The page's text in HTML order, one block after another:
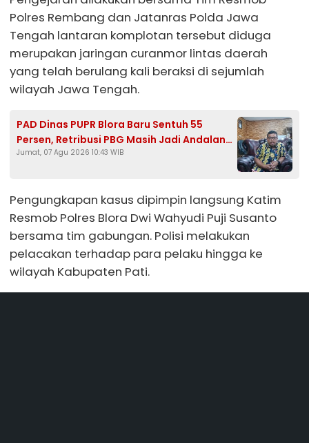
Polres Rembang dan Jatanras Polda Jawa
Tengah lantaran komplotan tersebut diduga
merupakan jaringan curanmor lintas daerah
yang telah berulang kali beraksi di sejumlah
wilayah Jawa Tengah.
PAD Dinas PUPR Blora Baru Sentuh 55
Persen, Retribusi PBG Masih Jadi Andalan
Kejar Target Rp1,25 Miliar
Jumat, 07 Agu 2026 10:43 WIB
Pengungkapan kasus dipimpin langsung Katim
Resmob Polres Blora Dwi Wahyudi Puji Susanto
bersama tim gabungan. Polisi melakukan
pelacakan terhadap para pelaku hingga ke
wilayah Kabupaten Pati.